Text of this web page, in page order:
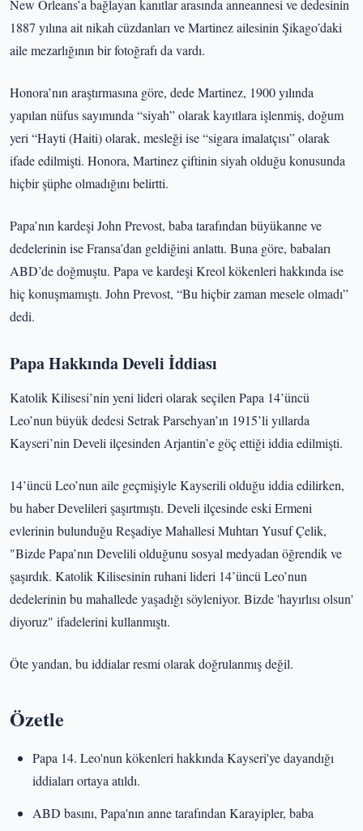
New Orleans’a bağlayan kanıtlar arasında anneannesi ve dedesinin
1887 yılına ait nikah cüzdanları ve Martinez ailesinin Şikago’daki
aile mezarlığının bir fotoğrafı da vardı.
Honora’nın araştırmasına göre, dede Martinez, 1900 yılında
yapılan nüfus sayımında “siyah” olarak kayıtlara işlenmiş, doğum
yeri “Hayti (Haiti) olarak, mesleği ise “sigara imalatçısı” olarak
ifade edilmişti. Honora, Martinez çiftinin siyah olduğu konusunda
hiçbir şüphe olmadığını belirtti.
Papa’nın kardeşi John Prevost, baba tarafından büyükanne ve
dedelerinin ise Fransa’dan geldiğini anlattı. Buna göre, babaları
ABD’de doğmuştu. Papa ve kardeşi Kreol kökenleri hakkında ise
hiç konuşmamıştı. John Prevost, “Bu hiçbir zaman mesele olmadı”
dedi.
Papa Hakkında Develi İddiası
Katolik Kilisesi’nin yeni lideri olarak seçilen Papa 14’üncü
Leo’nun büyük dedesi Setrak Parsehyan’ın 1915’li yıllarda
Kayseri’nin Develi ilçesinden Arjantin’e göç ettiği iddia edilmişti.
14’üncü Leo’nun aile geçmişiyle Kayserili olduğu iddia edilirken,
bu haber Develileri şaşırtmıştı. Develi ilçesinde eski Ermeni
evlerinin bulunduğu Reşadiye Mahallesi Muhtarı Yusuf Çelik,
"Bizde Papa’nın Develili olduğunu sosyal medyadan öğrendik ve
şaşırdık. Katolik Kilisesinin ruhani lideri 14’üncü Leo’nun
dedelerinin bu mahallede yaşadığı söyleniyor. Bizde 'hayırlısı olsun'
diyoruz" ifadelerini kullanmıştı.
Öte yandan, bu iddialar resmi olarak doğrulanmış değil.
Özetle
Papa 14. Leo'nun kökenleri hakkında Kayseri'ye dayandığı
iddiaları ortaya atıldı.
ABD basını, Papa'nın anne tarafından Karayipler, baba